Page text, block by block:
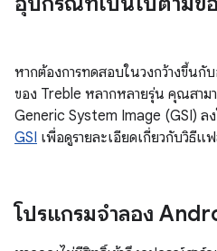
หากต้องการทดสอบในวงกว้างขึ้น
ของ Treble หลากหลายรุ่น คุณสาม
Generic System Image (GSI) ล
GSI เพื่อดูรายละเอียดเกี่ยวกับวิธี
โปรแกรมจำลอง